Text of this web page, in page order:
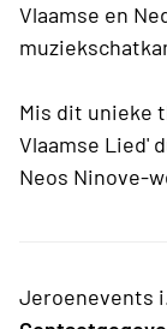
Vlaamse en
Mis dit unieke
Vlaamse Lied'
Neos Ninove-
Jeroenevents